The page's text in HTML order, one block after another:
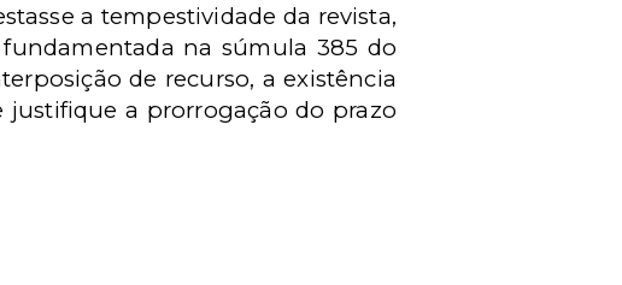
a tempestividade da revista,
na súmula 385 do
de recurso, a existência
a prorrogação do prazo